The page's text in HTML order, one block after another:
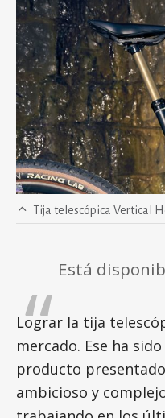
Tija telescópica Vertical
Está
Lograr la tija
mercado. Ese ha
producto
ambicioso y